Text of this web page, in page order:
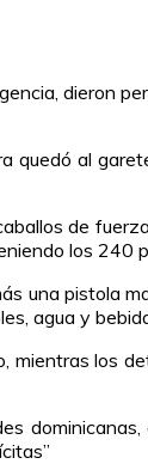
dieron
quedó al
de
los 240
una pistola
agua y
los